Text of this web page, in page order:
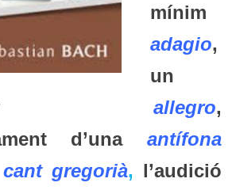
mínim
adagio,
un
allegro,
d’unaantífona
cant gregorià, l’audició